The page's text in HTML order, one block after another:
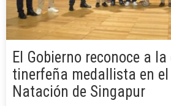
El Gobierno reconoce a
tinerfeña medallista en
Natación de Singapur